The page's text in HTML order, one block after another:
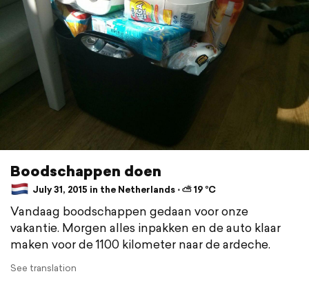
Boodschappen doen
July 31, 2015 in the Netherlands ⋅ ⛅ 19 °C
Vandaag boodschappen gedaan voor onze
vakantie. Morgen alles inpakken en de auto klaar
maken voor de 1100 kilometer naar de ardeche.
See translation